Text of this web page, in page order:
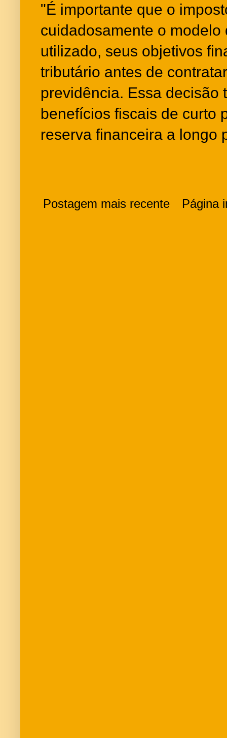
"É importante que o
cuidadosamente o
utilizado, seus objetivos
tributário antes de
previdência. Essa decisão
benefícios fiscais de curto
reserva financeira a longo
Postagem mais recente Página